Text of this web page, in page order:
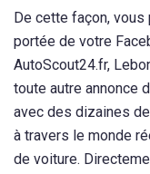
De cette façon,
portée de votre
AutoScout24.fr,
toute autre annonce
avec des dizaines
à travers le monde
de voiture.